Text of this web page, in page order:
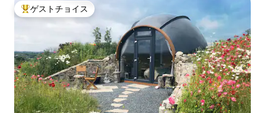
大好評のゲストチョイスです。
ゲストチョイス